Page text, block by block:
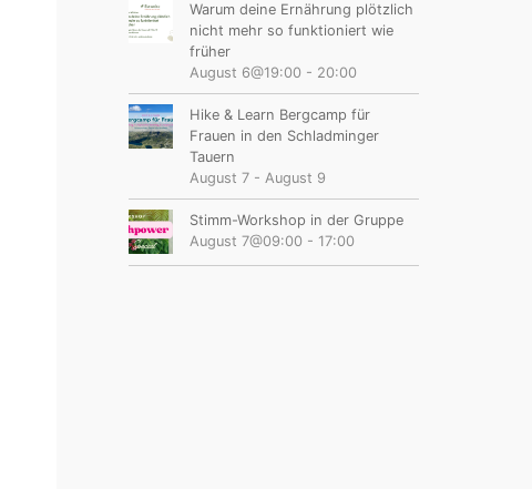
Warum deine Ernährung plötzlich
nicht mehr so funktioniert wie
früher
August 6@19:00- 20:00
Hike & Learn Bergcamp für
Frauen in den Schladminger
Tauern
August 7- August 9
Stimm-Workshop in der Gruppe
August 7@09:00- 17:00